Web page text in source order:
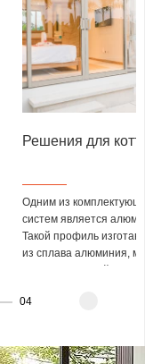
Решения для
Одним из
систем является
Такой профиль
из сплава алюминия,
Алюминий – негорючий
пользуются большой
04